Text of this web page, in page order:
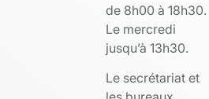
de 8h00 à 18h30.
Le mercredi
jusqu’à 13h30.
Le secrétariat et